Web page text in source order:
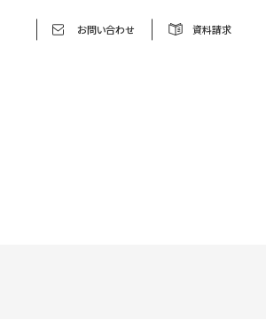
資料請求
お問い合わせ